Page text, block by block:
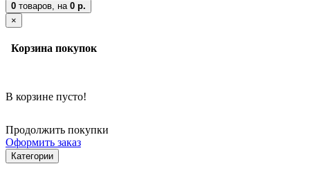
0 товаров, на 0 р.
×
Корзина покупок
В корзине пусто!
Продолжить покупки
Оформить заказ
Категории